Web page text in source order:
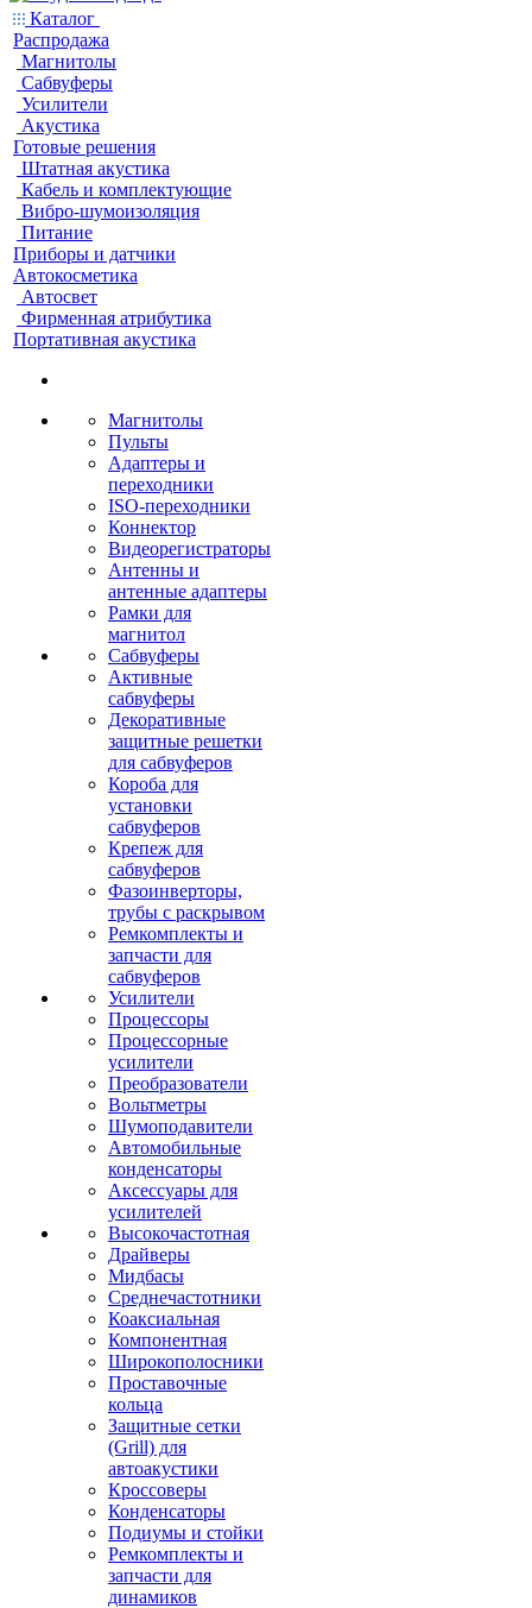
Каталог
Распродажа
Магнитолы
Сабвуферы
Усилители
Акустика
Готовые решения
Штатная акустика
Кабель и комплектующие
Вибро-шумоизоляция
Питание
Приборы и датчики
Автокосметика
Автосвет
Фирменная атрибутика
Портативная акустика
Магнитолы
Пульты
Адаптеры и
переходники
ISO-переходники
Коннектор
Видеорегистраторы
Антенны и
антенные адаптеры
Рамки для
магнитол
Сабвуферы
Активные
сабвуферы
Декоративные
защитные решетки
для сабвуферов
Короба для
установки
сабвуферов
Крепеж для
сабвуферов
Фазоинверторы,
трубы с раскрывом
Ремкомплекты и
запчасти для
сабвуферов
Усилители
Процессоры
Процессорные
усилители
Преобразователи
Вольтметры
Шумоподавители
Автомобильные
конденсаторы
Аксессуары для
усилителей
Высокочастотная
Драйверы
Мидбасы
Среднечастотники
Коаксиальная
Компонентная
Широкополосники
Проставочные
кольца
Защитные сетки
(Grill) для
автоакустики
Кроссоверы
Конденсаторы
Подиумы и стойки
Ремкомплекты и
запчасти для
динамиков